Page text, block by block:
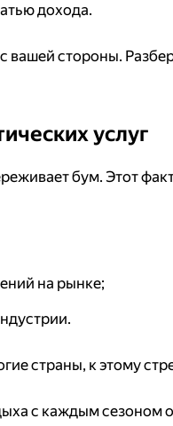
дохода.
вашей стороны.
услуг
бум. Этот
на рынке;
страны, к этому
с каждым сезоном